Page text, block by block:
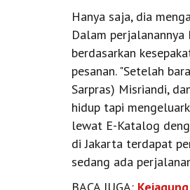
‎Hanya saja, dia
Dalam
berdasarkan
pesanan. ‎‎"Setelah
Sarpras) Misriandi,
hidup tapi
lewat E-Katalog
di Jakarta terdapat
sedang ada
BACA JUGA: